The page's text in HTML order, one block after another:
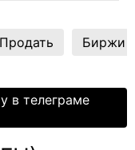
Биржи
в телеграме